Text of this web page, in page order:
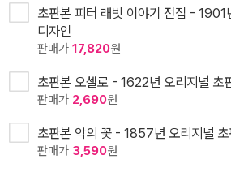
초판본 피터 래빗 이야기 전집 - 1901
디자인
판매가 17,820원
초판본 오셀로 - 1622년 오리지널 초
판매가 2,690원
초판본 악의 꽃 - 1857년 오리지널 초
판매가 3,590원